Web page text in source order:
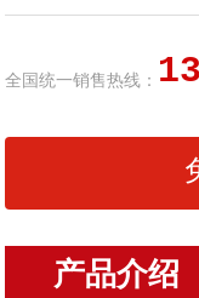
全国统一销售热线：
产品介绍